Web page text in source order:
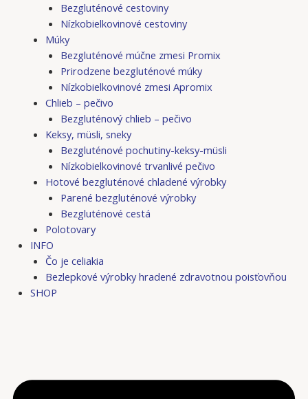
Bezgluténové cestoviny
Nízkobielkovinové cestoviny
Múky
Bezgluténové múčne zmesi Promix
Prirodzene bezgluténové múky
Nízkobielkovinové zmesi Apromix
Chlieb – pečivo
Bezgluténový chlieb – pečivo
Keksy, müsli, sneky
Bezgluténové pochutiny-keksy-müsli
Nízkobielkovinové trvanlivé pečivo
Hotové bezgluténové chladené výrobky
Parené bezgluténové výrobky
Bezgluténové cestá
Polotovary
INFO
Čo je celiakia
Bezlepkové výrobky hradené zdravotnou poisťovňou
SHOP